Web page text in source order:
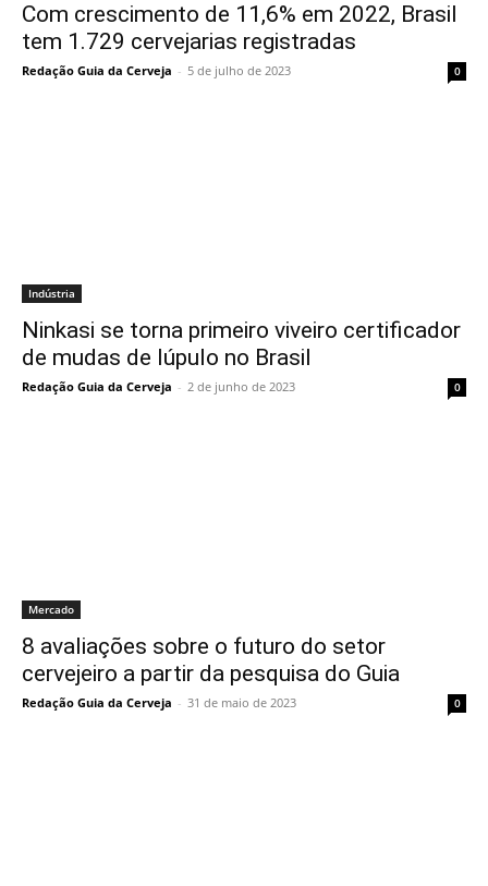
Com crescimento de 11,6% em 2022, Brasil
tem 1.729 cervejarias registradas
Redação Guia da Cerveja - 5 de julho de 2023 0
Indústria
Ninkasi se torna primeiro viveiro certificador
de mudas de lúpulo no Brasil
Redação Guia da Cerveja - 2 de junho de 2023 0
Mercado
8 avaliações sobre o futuro do setor
cervejeiro a partir da pesquisa do Guia
Redação Guia da Cerveja - 31 de maio de 2023 0